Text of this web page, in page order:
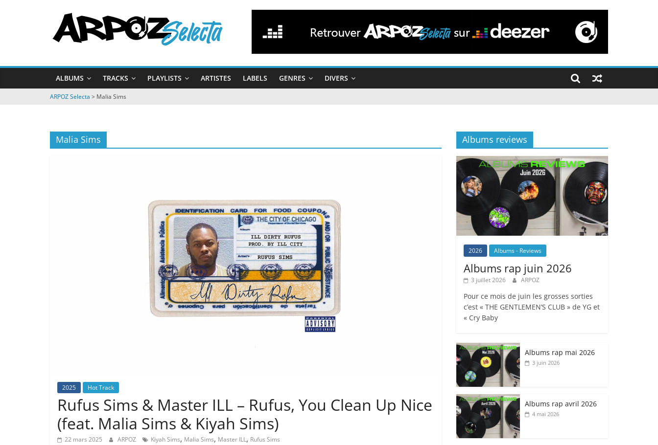
ARPOZ
Selecta
by
ARPOZ
&
ALBUMS TRACKS PLAYLISTS ARTISTES LABELS GENRES DIVERS
ARPOZ Selecta > Malia Sims
Malia Sims
2025 Hot Track
Rufus Sims & Master ILL – Rufus, You Clean Up Nice
(feat. Malia Sims & Kiyah Sims)
22 mars 2025 ARPOZ Kiyah Sims, Malia Sims, Master ILL, Rufus Sims
Albums reviews
2026 Albums - Reviews
Albums rap juin 2026
3 juillet 2026 ARPOZ
Pour ce mois de juin les grosses sorties
c’est « THE GENTLEMEN’S CLUB » de YG et
« Cry Baby
Albums rap mai 2026
3 juin 2026
Albums rap avril 2026
4 mai 2026